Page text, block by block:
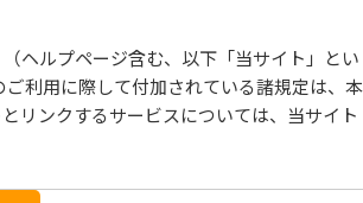
ヘルプページ含む、以下「当サイト」とい
利⽤に際して付加されている諸規定は、本
リンクするサービスについては、当サイト